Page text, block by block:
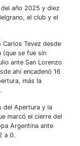
del año 2025 y diez
el club y el
Tevez desde
(que se fue sin
ante San Lorenzo
ahí encadenó 16
más la
del Apertura y la
marcó el cierre del
Argentina ante
a 0.